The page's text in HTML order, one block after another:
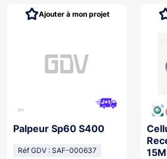
Palpeur Sp60 S400
Réf GDV : SAF-000637
Ajouter à mon projet
15M